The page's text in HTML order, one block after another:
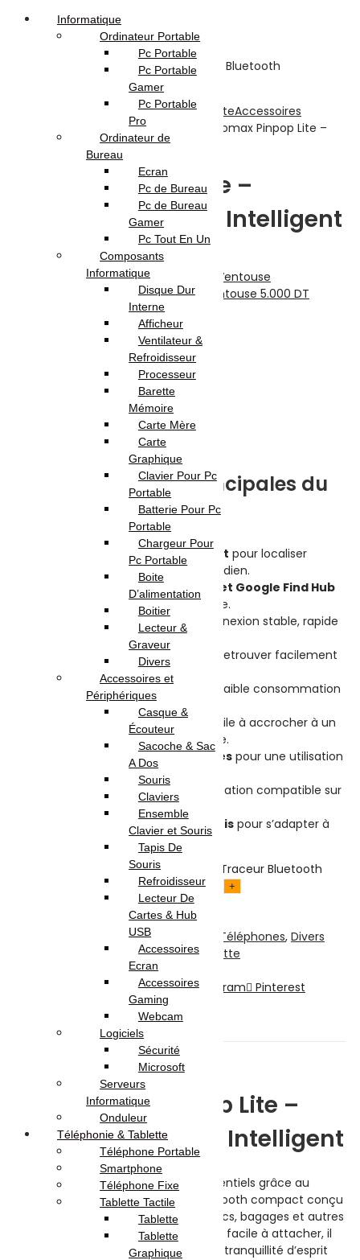
Téléphonie & TabletteAccessoires
Divers Pour Téléphones
Momax Pinpop Lite –
Traceur Bluetooth Intelligent
Momax Pinpop Lite –
Traceur Bluetooth Intelligent
Previous product
Support de Téléphone Portable à Ventouse 5.000 DT
Récepteur Q STAR G40110.000DT
Caractéristiques principales du
Momax Pinpop Lite
Traceur Bluetooth intelligent pour localiser
rapidement vos objets du quotidien.
Compatibilité Apple Find My et Google Find Hub
pour un suivi étendu et efficace.
offrant une connexion stable, rapide
et économe en énergie.
Alerte sonore intégrée
pour retrouver facilement
vos objets à proximité.
Batterie longue durée
avec faible consommation
d’énergie.
Design compact et léger
, facile à accrocher à un
porte-clés, un sac ou une valise.
Résistance aux éclaboussures pour une utilisation
quotidienne en toute sérénité.
Suivi en temps réelvia l’application compatible sur
Disponible en plusieurs coloris pour s’adapter à
quantité de Momax Pinpop Lite – Traceur Bluetooth
Catégories :Accessoires Téléphones, Divers
Pour Téléphones
Téléphonie & Tablette
Twitter LinkedIn Telegram
Pinterest
Description
Avis (0)
Momax Pinpop Lite –
Traceur Bluetooth Intelligent
Ne perdez plus jamais vos objets essentiels grâce au
Momax Pinpop Lite, le traceur Bluetooth compact conçu
pour localiser facilement vos clés, sacs, bagages et autres
objets du quotidien. Léger, élégant et facile à attacher, il
vous accompagne partout pour une tranquillité d’esprit
Informatique
Ordinateur Portable
Pc Portable
Pc Portable
Gamer
Pc Portable
Pro
Ordinateur de
Bureau
Ecran
Pc de Bureau
Pc de Bureau
Gamer
Pc Tout En Un
Composants
Informatique
Disque Dur
Interne
Afficheur
Ventilateur &
Refroidisseur
Processeur
Barette
Mémoire
Carte Mère
Carte
Graphique
Clavier Pour Pc
Portable
Batterie Pour Pc
Portable
Chargeur Pour
Pc Portable
Boite
D’alimentation
Boitier
Lecteur &
Graveur
Divers
Accessoires et
Périphériques
Casque &
Écouteur
Sacoche & Sac
A Dos
Souris
Claviers
Ensemble
Clavier et Souris
Tapis De
Souris
Refroidisseur
Lecteur De
Cartes & Hub
USB
Accessoires
Ecran
Accessoires
Gaming
Webcam
Logiciels
Sécurité
Microsoft
Serveurs
Informatique
Onduleur
Téléphonie & Tablette
Téléphone Portable
Smartphone
Téléphone Fixe
Tablette Tactile
Tablette
Tablette
Graphique